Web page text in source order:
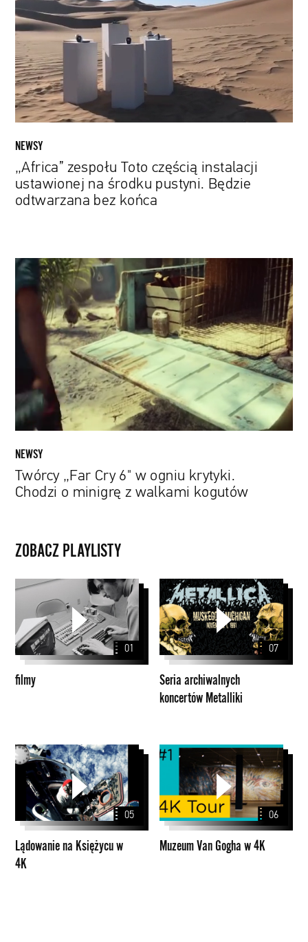
częścią
instalacji
ustawionej
na
środku
pustyni.
Będzie
odtwarzana
bez
NEWSY
„Africa” zespołu Toto częścią instalacji
ustawionej na środku pustyni. Będzie
odtwarzana bez końca
Twórcy
„Far
ogniu
Chodzi
o
minigrę
z
walkami
NEWSY
Twórcy „Far Cry 6" w ogniu krytyki.
Chodzi o minigrę z walkami kogutów
ZOBACZ PLAYLISTY
filmy
01
filmy
Seria
archiwalnych
koncertów
Metalliki
07
Seria archiwalnych
koncertów Metalliki
Lądowanie
Księżycu
05
Lądowanie na Księżycu w
4K
Muzeum
w
4K
06
Muzeum Van Gogha w 4K